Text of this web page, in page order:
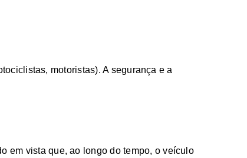
motoristas). A segurança e a
em vista que, ao longo do tempo, o veículo